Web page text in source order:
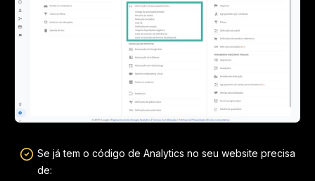
Se já tem o código de Analytics no seu website precisa
de: